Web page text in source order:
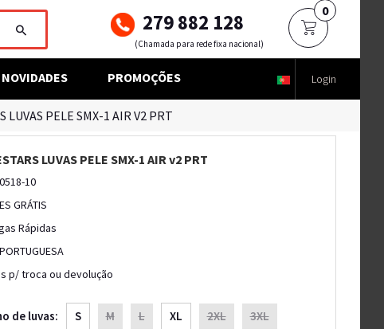
NOVIDADES PROMOÇÕES Login
279 882 128
(Chamada para rede fixa nacional)
0
LUVAS PELE SMX-1 AIR V2 PRT
LUVAS PELE SMX-1 AIR v2 PRT
10
GRÁTIS
Rápidas
p/ troca ou devolução
de luvas: S M L XL 2XL 3XL